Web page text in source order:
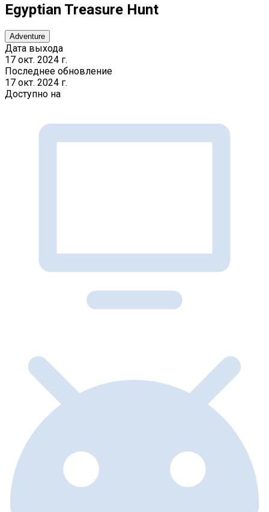
Egyptian Treasure Hunt
Adventure
Дата выхода
17 окт. 2024 г.
Последнее обновление
17 окт. 2024 г.
Доступно на